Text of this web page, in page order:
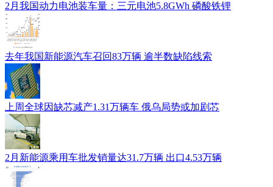
2月我国动力电池装车量：三元电池5.8GWh 磷酸铁锂
去年我国新能源汽车召回83万辆 逾半数缺陷线索
上周全球因缺芯减产1.31万辆车 俄乌局势或加剧芯
2月新能源乘用车批发销量达31.7万辆 出口4.53万辆